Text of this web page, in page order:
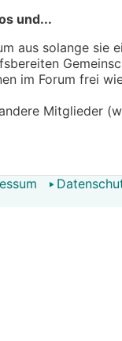
und...
aus solange sie
im Forum frei
Mitglieder